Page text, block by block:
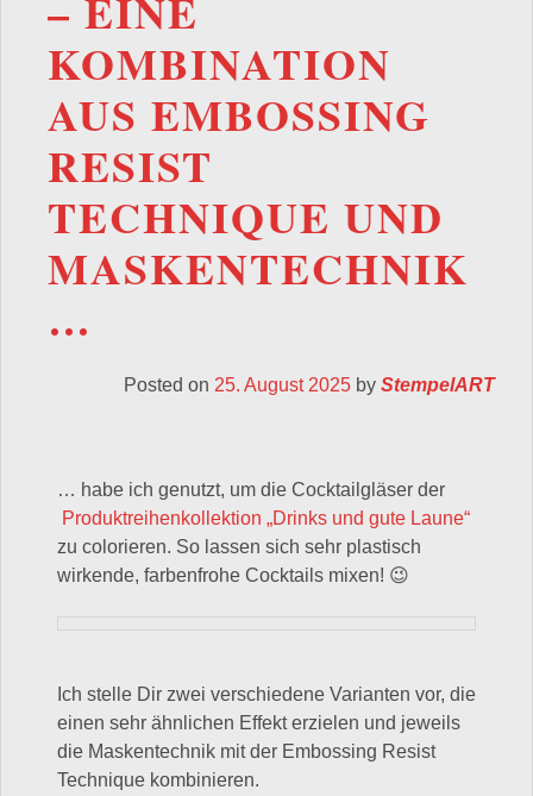
KOMBINATION
AUS EMBOSSING
RESIST
TECHNIQUE UND
MASKENTECHNIK
…
Posted on 25. August 2025 by StempelART
… habe ich genutzt, um die Cocktailgläser der
Produktreihenkollektion „Drinks und gute Laune“
zu colorieren. So lassen sich sehr plastisch
wirkende, farbenfrohe Cocktails mixen! 😉
Ich stelle Dir zwei verschiedene Varianten vor, die
einen sehr ähnlichen Effekt erzielen und jeweils
die Maskentechnik mit der Embossing Resist
Technique kombinieren.